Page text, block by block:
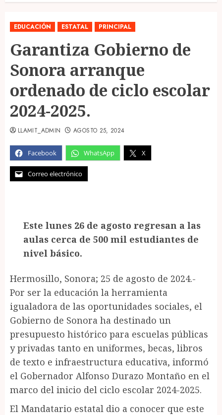
EDUCACIÓN ESTATAL PRINCIPAL
Garantiza Gobierno de
Sonora arranque
ordenado de ciclo escolar
2024-2025.
Facebook WhatsApp X
Correo electrónico
LLAMIT_ADMIN AGOSTO 25, 2024
Este lunes 26 de agosto regresan a las
aulas cerca de 500 mil estudiantes de
nivel básico.
Hermosillo, Sonora; 25 de agosto de 2024.-
Por ser la educación la herramienta
igualadora de las oportunidades sociales, el
Gobierno de Sonora ha destinado un
presupuesto histórico para escuelas públicas
y privadas tanto en uniformes, becas, libros
de texto e infraestructura educativa, informó
el Gobernador Alfonso Durazo Montaño en el
marco del inicio del ciclo escolar 2024-2025.
El Mandatario estatal dio a conocer que este